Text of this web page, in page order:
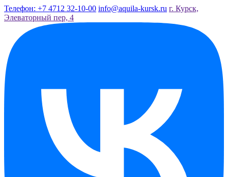
Телефон: +7 4712 32-10-00 info@aquila-kursk.ru г. Курск,
Элеваторный пер, 4